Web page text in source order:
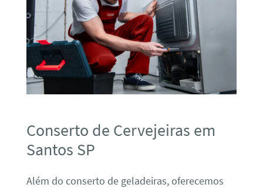
Conserto de Cervejeiras em
Santos SP
Além do conserto de geladeiras, oferecemos